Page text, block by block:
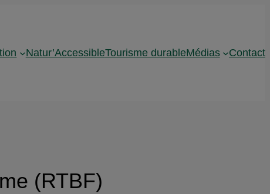
Natur’AccessibleTourisme durableMédias Contact
(RTBF)